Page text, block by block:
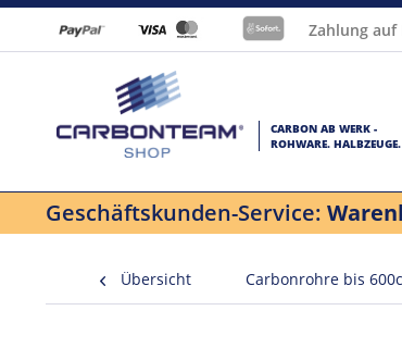
Zahlung auf
CARBON AB WERK -
ROHWARE.
Geschäftskunden-Service:
Übersicht Carbonrohre bis